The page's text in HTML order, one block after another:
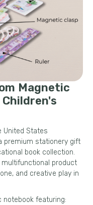
Magnetic
United States
premium stationery gift
book collection.
multifunctional product
and creative play in
notebook featuring: